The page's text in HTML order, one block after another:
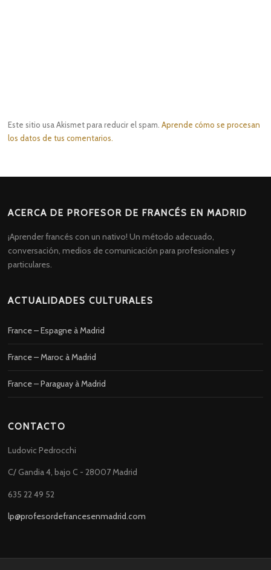
Este sitio usa Akismet para reducir el spam.Aprende cómo se procesan
los datos de tus comentarios.
ACERCA DE PROFESOR DE FRANCÉS EN MADRID
¡Aprender francés con un nativo! Un método adecuado,
conversación, medios de comunicación para profesionales y
particulares.
ACTUALIDADES CULTURALES
France – Espagne à Madrid
France – Maroc à Madrid
France – Paraguay à Madrid
CONTACTO
Ludovic Pedrocchi
C/ Gandia 4, bajo C - 28007 Madrid
635 22 49 52
lp@profesordefrancesenmadrid.com